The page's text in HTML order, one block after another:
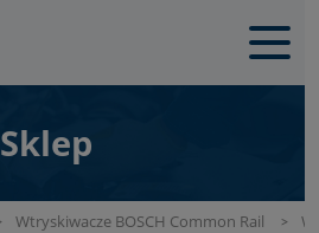
Sklep
Wtryskiwacze BOSCH Common Rail